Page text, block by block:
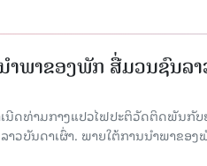
າພາຂອງພັກ ສື່ມວນຊົນລາ
ນີດທ່າມກາງແປວໄຟປະຕິວັດຕິດພັນກັ
າວບັນດາເຜົ່າ. ພາຍໃຕ້ການນໍາພາຂອ